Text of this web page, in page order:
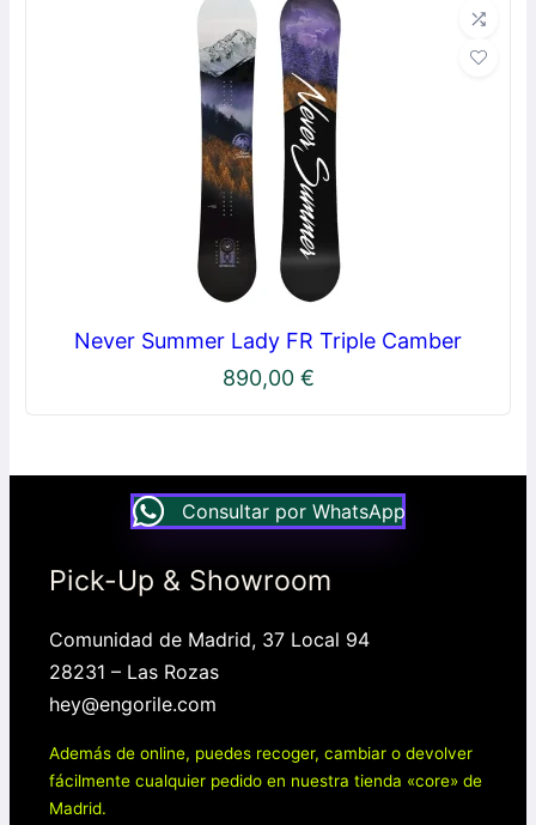
Never Summer Lady FR Triple Camber
890,00 €
Consultar por WhatsApp
Pick-Up & Showroom
Comunidad de Madrid, 37 Local 94
28231 – Las Rozas
hey@engorile.com
Además de online, puedes recoger, cambiar o devolver
fácilmente cualquier pedido en nuestra tienda «core» de
Madrid.